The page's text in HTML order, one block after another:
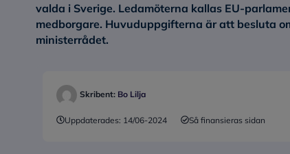
valda i Sverige. Ledamöterna kallas EU-
medborgare. Huvuduppgifterna är att besluta
ministerrådet.
Skribent: Bo Lilja
Uppdaterades: 14/06-2024 Så finansieras sidan